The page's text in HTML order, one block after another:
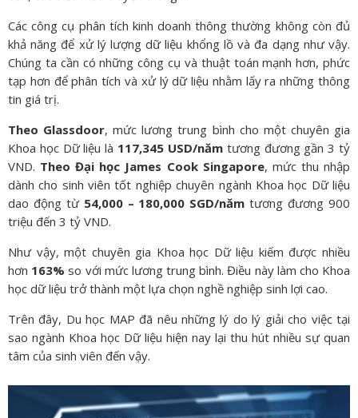
Các công cụ phân tích kinh doanh thông thường không còn đủ
khả năng để xử lý lượng dữ liệu khổng lồ và đa dạng như vậy.
Chúng ta cần có những công cụ và thuật toán mạnh hơn, phức
tạp hơn để phân tích và xử lý dữ liệu nhằm lấy ra những thông
tin giá trị.
Theo Glassdoor, mức lương trung bình cho một chuyên gia
Khoa học Dữ liệu là 117,345 USD/nămtương đương gần 3 tỷ
VND. Theo Đại học James Cook Singapore, mức thu nhập
dành cho sinh viên tốt nghiệp chuyên ngành Khoa học Dữ liệu
dao động từ 54,000 – 180,000 SGD/năm tương đương 900
triệu đến 3 tỷ VND.
Như vậy, một chuyên gia Khoa học Dữ liệu kiếm được nhiều
hơn 163% so với mức lương trung bình. Điều này làm cho Khoa
học dữ liệu trở thành một lựa chọn nghề nghiệp sinh lợi cao.
Trên đây, Du học MAP đã nêu những lý do lý giải cho việc tại
sao ngành Khoa học Dữ liệu hiện nay lại thu hút nhiều sự quan
tâm của sinh viên đến vậy.